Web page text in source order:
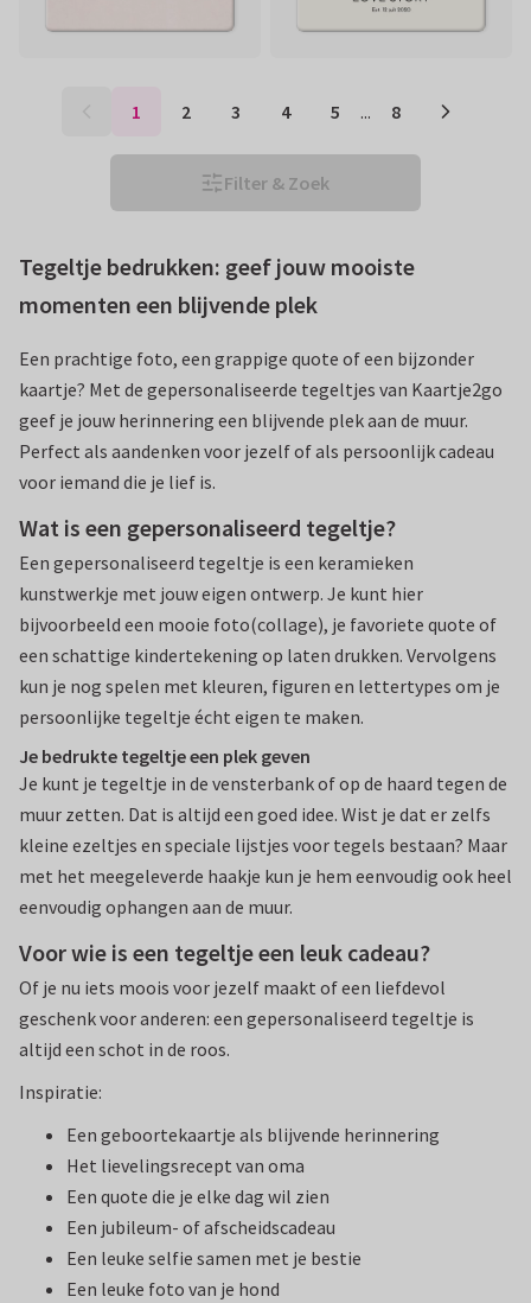
1 2 3 4 5 ... 8
Filter & Zoek
Tegeltje bedrukken: geef jouw mooiste
momenten een blijvende plek
Een prachtige foto, een grappige quote of een bijzonder
kaartje? Met de gepersonaliseerde tegeltjes van Kaartje2go
geef je jouw herinnering een blijvende plek aan de muur.
Perfect als aandenken voor jezelf of als persoonlijk cadeau
voor iemand die je lief is.
Wat is een gepersonaliseerd tegeltje?
Een gepersonaliseerd tegeltje is een keramieken
kunstwerkje met jouw eigen ontwerp. Je kunt hier
bijvoorbeeld een mooie foto(collage), je favoriete quote of
een schattige kindertekening op laten drukken. Vervolgens
kun je nog spelen met kleuren, figuren en lettertypes om je
persoonlijke tegeltje écht eigen te maken.
Je bedrukte tegeltje een plek geven
Je kunt je tegeltje in de vensterbank of op de haard tegen de
muur zetten. Dat is altijd een goed idee. Wist je dat er zelfs
kleine ezeltjes en speciale lijstjes voor tegels bestaan? Maar
met het meegeleverde haakje kun je hem eenvoudig ook heel
eenvoudig ophangen aan de muur.
Voor wie is een tegeltje een leuk cadeau?
Of je nu iets moois voor jezelf maakt of een liefdevol
geschenk voor anderen: een gepersonaliseerd tegeltje is
altijd een schot in de roos.
Inspiratie:
Een geboortekaartje als blijvende herinnering
Het lievelingsrecept van oma
Een quote die je elke dag wil zien
Een jubileum- of afscheidscadeau
Een leuke selfie samen met je bestie
Een leuke foto van je hond